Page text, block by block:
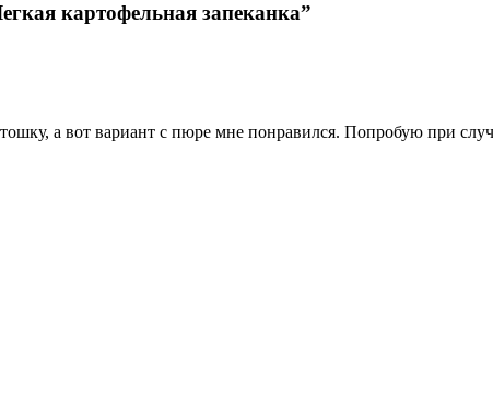
картофельная запеканка”
а вот вариант с пюре мне понравился. Попробую при